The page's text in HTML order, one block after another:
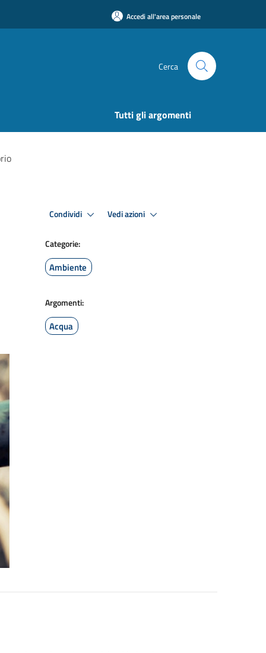
Accedi all'area personale
Cerca
Tutti gli argomenti
Condividi Vedi azioni
Categorie:
Ambiente
Argomenti:
Acqua